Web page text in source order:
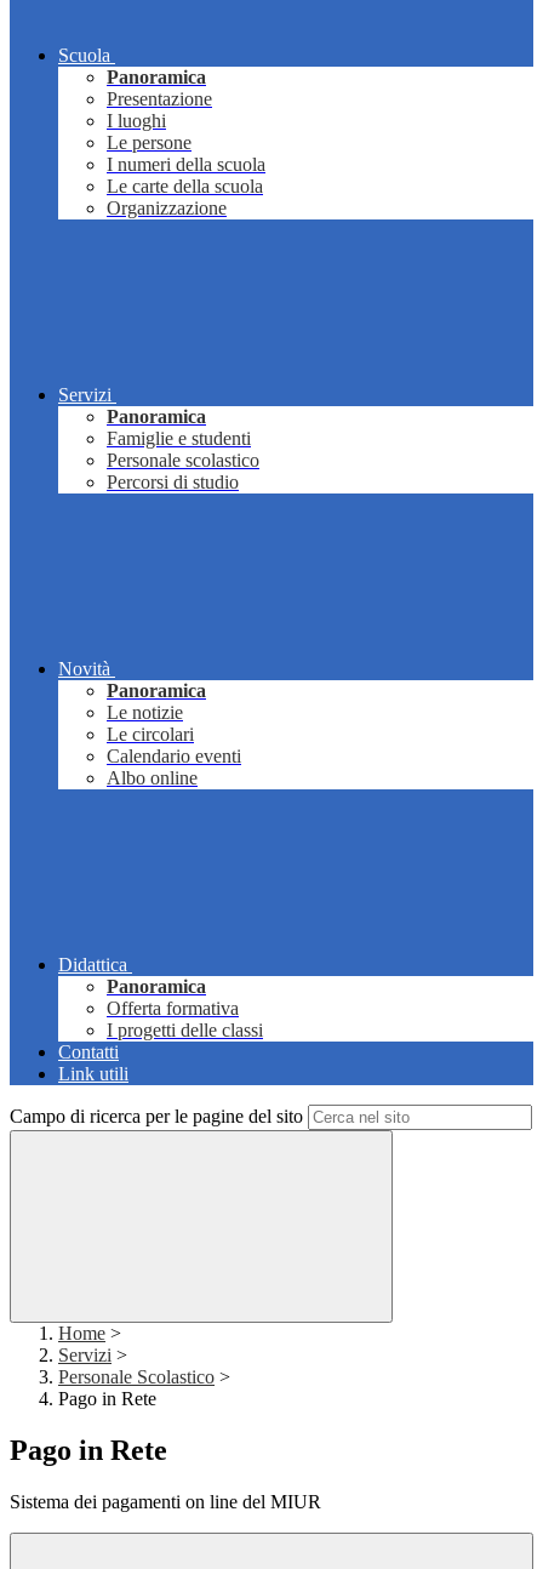
Scuola
Panoramica
Presentazione
I luoghi
Le persone
I numeri della scuola
Le carte della scuola
Organizzazione
Servizi
Panoramica
Famiglie e studenti
Personale scolastico
Percorsi di studio
Novità
Panoramica
Le notizie
Le circolari
Calendario eventi
Albo online
Didattica
Panoramica
Offerta formativa
I progetti delle classi
Contatti
Link utili
Campo di ricerca per le pagine del sito
Home >
Servizi >
Personale Scolastico >
Pago in Rete
Pago in Rete
Sistema dei pagamenti on line del MIUR